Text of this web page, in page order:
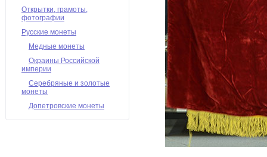
Открытки, грамоты,
фотографии
Русские монеты
Медные монеты
Окраины Российской
империи
Серебряные и золотые
монеты
Допетровские монеты